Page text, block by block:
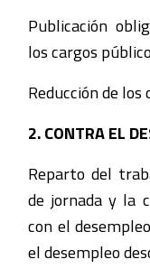
Publicación
los cargos
Reducción de
2. CONTRA EL
Reparto del
de jornada y la
con el
el desempleo